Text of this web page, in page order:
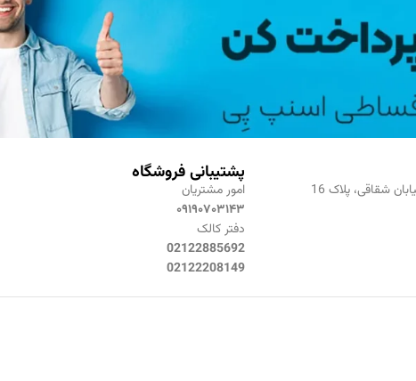
شقاقی، پلاک 16
پشتیبانی فروشگاه
امور مشتریان
۰۹۱۹۰۷۰۳۱۴۳
دفتر کالک
02122885692
02122208149